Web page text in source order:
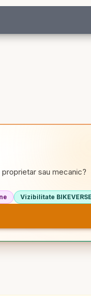
sau mecanic?
Vizibilitate BIKEVERSE